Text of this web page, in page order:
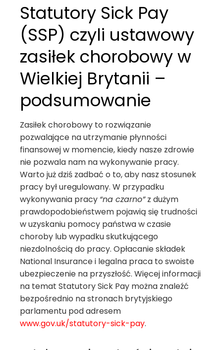
Statutory Sick Pay
(SSP) czyli ustawowy
zasiłek chorobowy w
Wielkiej Brytanii –
podsumowanie
Zasiłek chorobowy to rozwiązanie
pozwalające na utrzymanie płynności
finansowej w momencie, kiedy nasze zdrowie
nie pozwala nam na wykonywanie pracy.
Warto już dziś zadbać o to, aby nasz stosunek
pracy był uregulowany. W przypadku
wykonywania pracy “na czarno”z dużym
prawdopodobieństwem pojawią się trudności
w uzyskaniu pomocy państwa w czasie
choroby lub wypadku skutkującego
niezdolnością do pracy. Opłacanie składek
National Insurance i legalna praca to swoiste
ubezpieczenie na przyszłość. Więcej informacji
na temat Statutory Sick Pay można znaleźć
bezpośrednio na stronach brytyjskiego
parlamentu pod adresem
www.gov.uk/statutory-sick-pay.